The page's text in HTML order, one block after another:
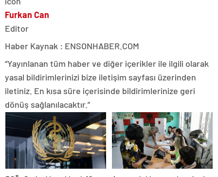
Furkan Can
Editor
Haber Kaynak : ENSONHABER.COM
“Yayınlanan tüm haber ve diğer içerikler ile ilgili olarak
yasal bildirimlerinizi bize iletişim sayfası üzerinden
iletiniz. En kısa süre içerisinde bildirimlerinize geri
dönüş sağlanılacaktır.”